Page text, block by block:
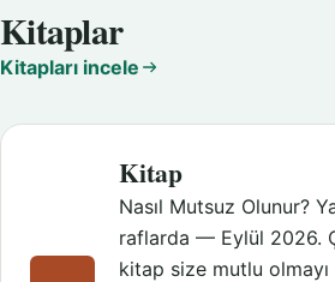
Kitaplar
Kitapları incele
Kitap
Nasıl Mutsuz Olunur?
raflarda — Eylül 2026.
kitap size mutlu olmayı